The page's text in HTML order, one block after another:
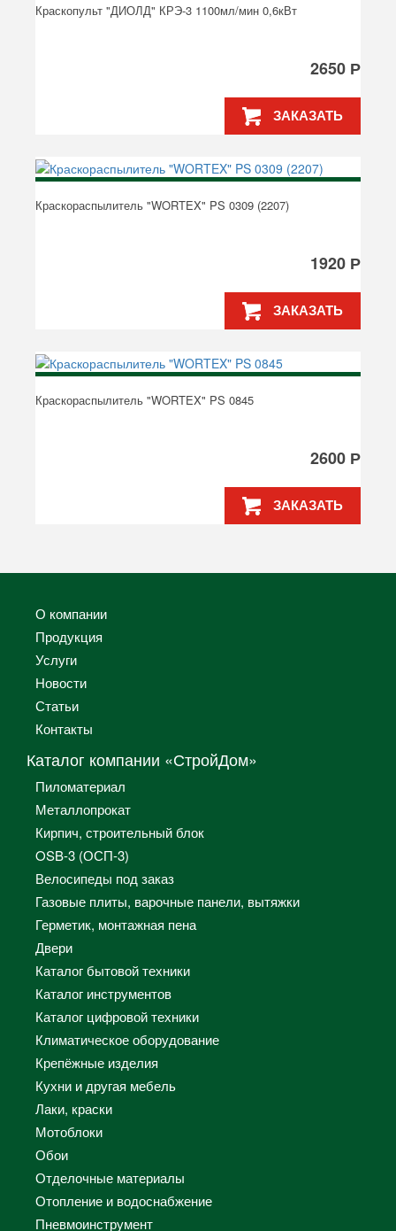
Краскопульт "ДИОЛД" КРЭ-3 1100мл/мин 0,6кВт
2650 Р
ЗАКАЗАТЬ
Краскораспылитель "WORTEX" PS 0309 (2207)
1920 Р
ЗАКАЗАТЬ
Краскораспылитель "WORTEX" PS 0845
2600 Р
ЗАКАЗАТЬ
О компании
Продукция
Услуги
Новости
Статьи
Контакты
Каталог компании «СтройДом»
Пиломатериал
Металлопрокат
Кирпич, строительный блок
OSB-3 (ОСП-3)
Велосипеды под заказ
Газовые плиты, варочные панели, вытяжки
Герметик, монтажная пена
Двери
Каталог бытовой техники
Каталог инструментов
Каталог цифровой техники
Климатическое оборудование
Крепёжные изделия
Кухни и другая мебель
Лаки, краски
Мотоблоки
Обои
Отделочные материалы
Отопление и водоснабжение
Пневмоинструмент